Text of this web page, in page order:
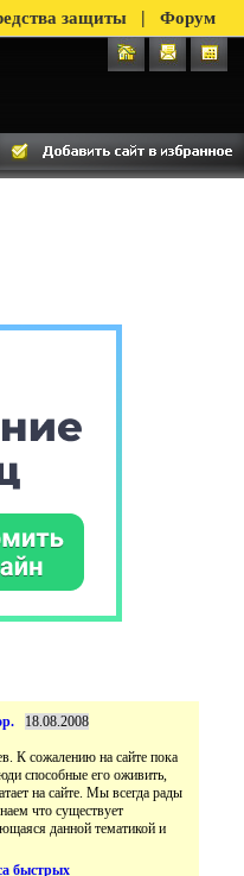
защиты | Форум
К сожалению на сайте пока
способные его оживить,
на сайте. Мы всегда рады
что существует
быстрых